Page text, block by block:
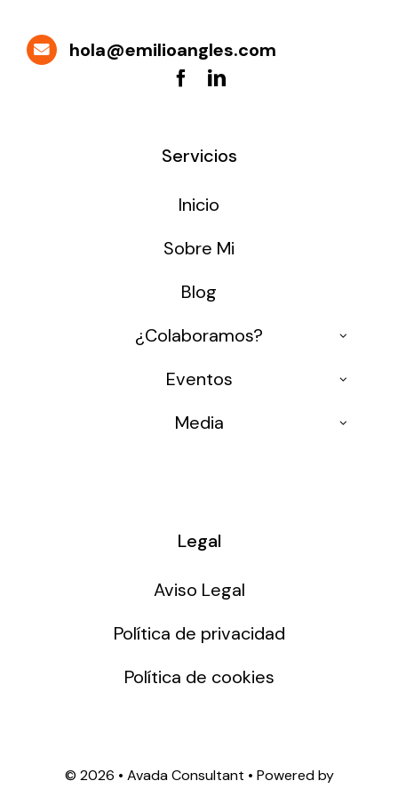
hola@emilioangles.com
Servicios
Inicio
Sobre Mi
Blog
¿Colaboramos?
Eventos
Media
Legal
Aviso Legal
Política de privacidad
Política de cookies
© 2026 • Avada Consultant • Powered by